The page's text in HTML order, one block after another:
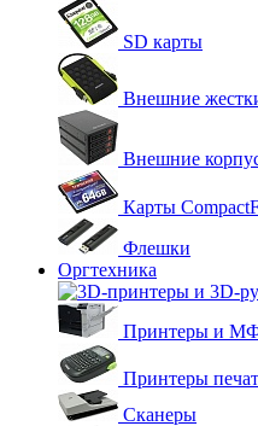
SD карты
Внешние
Внешние
Карты
Флешки
Оргтехника
Принтеры и
Принтеры
Сканеры